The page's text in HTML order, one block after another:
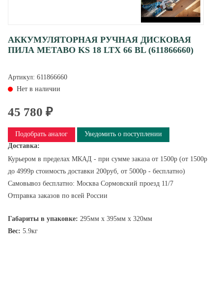
АККУМУЛЯТОРНАЯ РУЧНАЯ ДИСКОВАЯ
ПИЛА METABO KS 18 LTX 66 BL (611866660)
Артикул: 611866660
Нет в наличии
45 780 ₽
Подобрать аналог
Уведомить о поступлении
Доставка:
Курьером в пределах МКАД - при сумме заказа от 1500р (от 1500р
до 4999р стоимость доставки 200руб, от 5000р - бесплатно)
Самовывоз бесплатно: Москва Сормовский проезд 11/7
Отправка заказов по всей России
Габариты в упаковке: 295мм x 395мм x 320мм
Вес: 5.9кг